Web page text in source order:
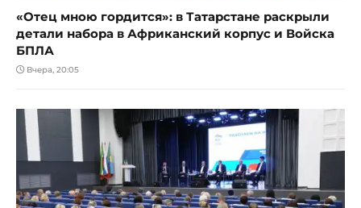
«Отец мною гордится»: в Татарстане раскрыли
детали набора в Африканский корпус и Войска
БПЛА
Вчера, 20:05